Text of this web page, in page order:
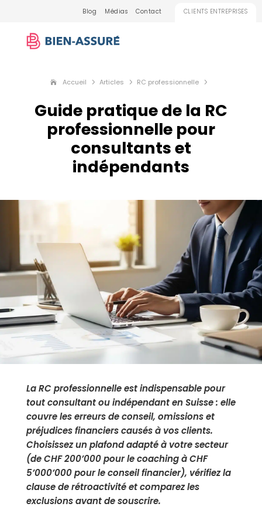
Blog Médias Contact CLIENTS ENTREPRISES
Accueil 5 Articles 5 RC professionnelle 5
Guide pratique de la RC
professionnelle pour
consultants et
indépendants
LaRC professionnelleest indispensable pour
tout consultant ou indépendant en Suisse : elle
couvre les erreurs de conseil, omissions et
préjudices financiers causés à vos clients.
Choisissez un plafond adapté à votre secteur
(de CHF 200’000 pour le coaching à CHF
5’000’000 pour le conseil financier), vérifiez la
clause de rétroactivité et comparez les
exclusions avant de souscrire.